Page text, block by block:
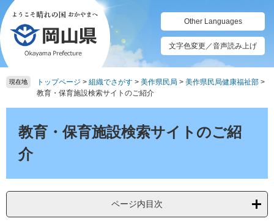
ペ
ー
ジ
の
先
頭
メ
ニ
ュ
ー
を
飛
て
Other Languages
文字色変更／音声読み上げ
現在地 トップページ > 組織でさがす > 美作県民局 > 美作県民局健康福祉部 >
教育・保育施設検索サイトのご紹介
教育・保育施設検索サイトのご紹
介
ページ内目次